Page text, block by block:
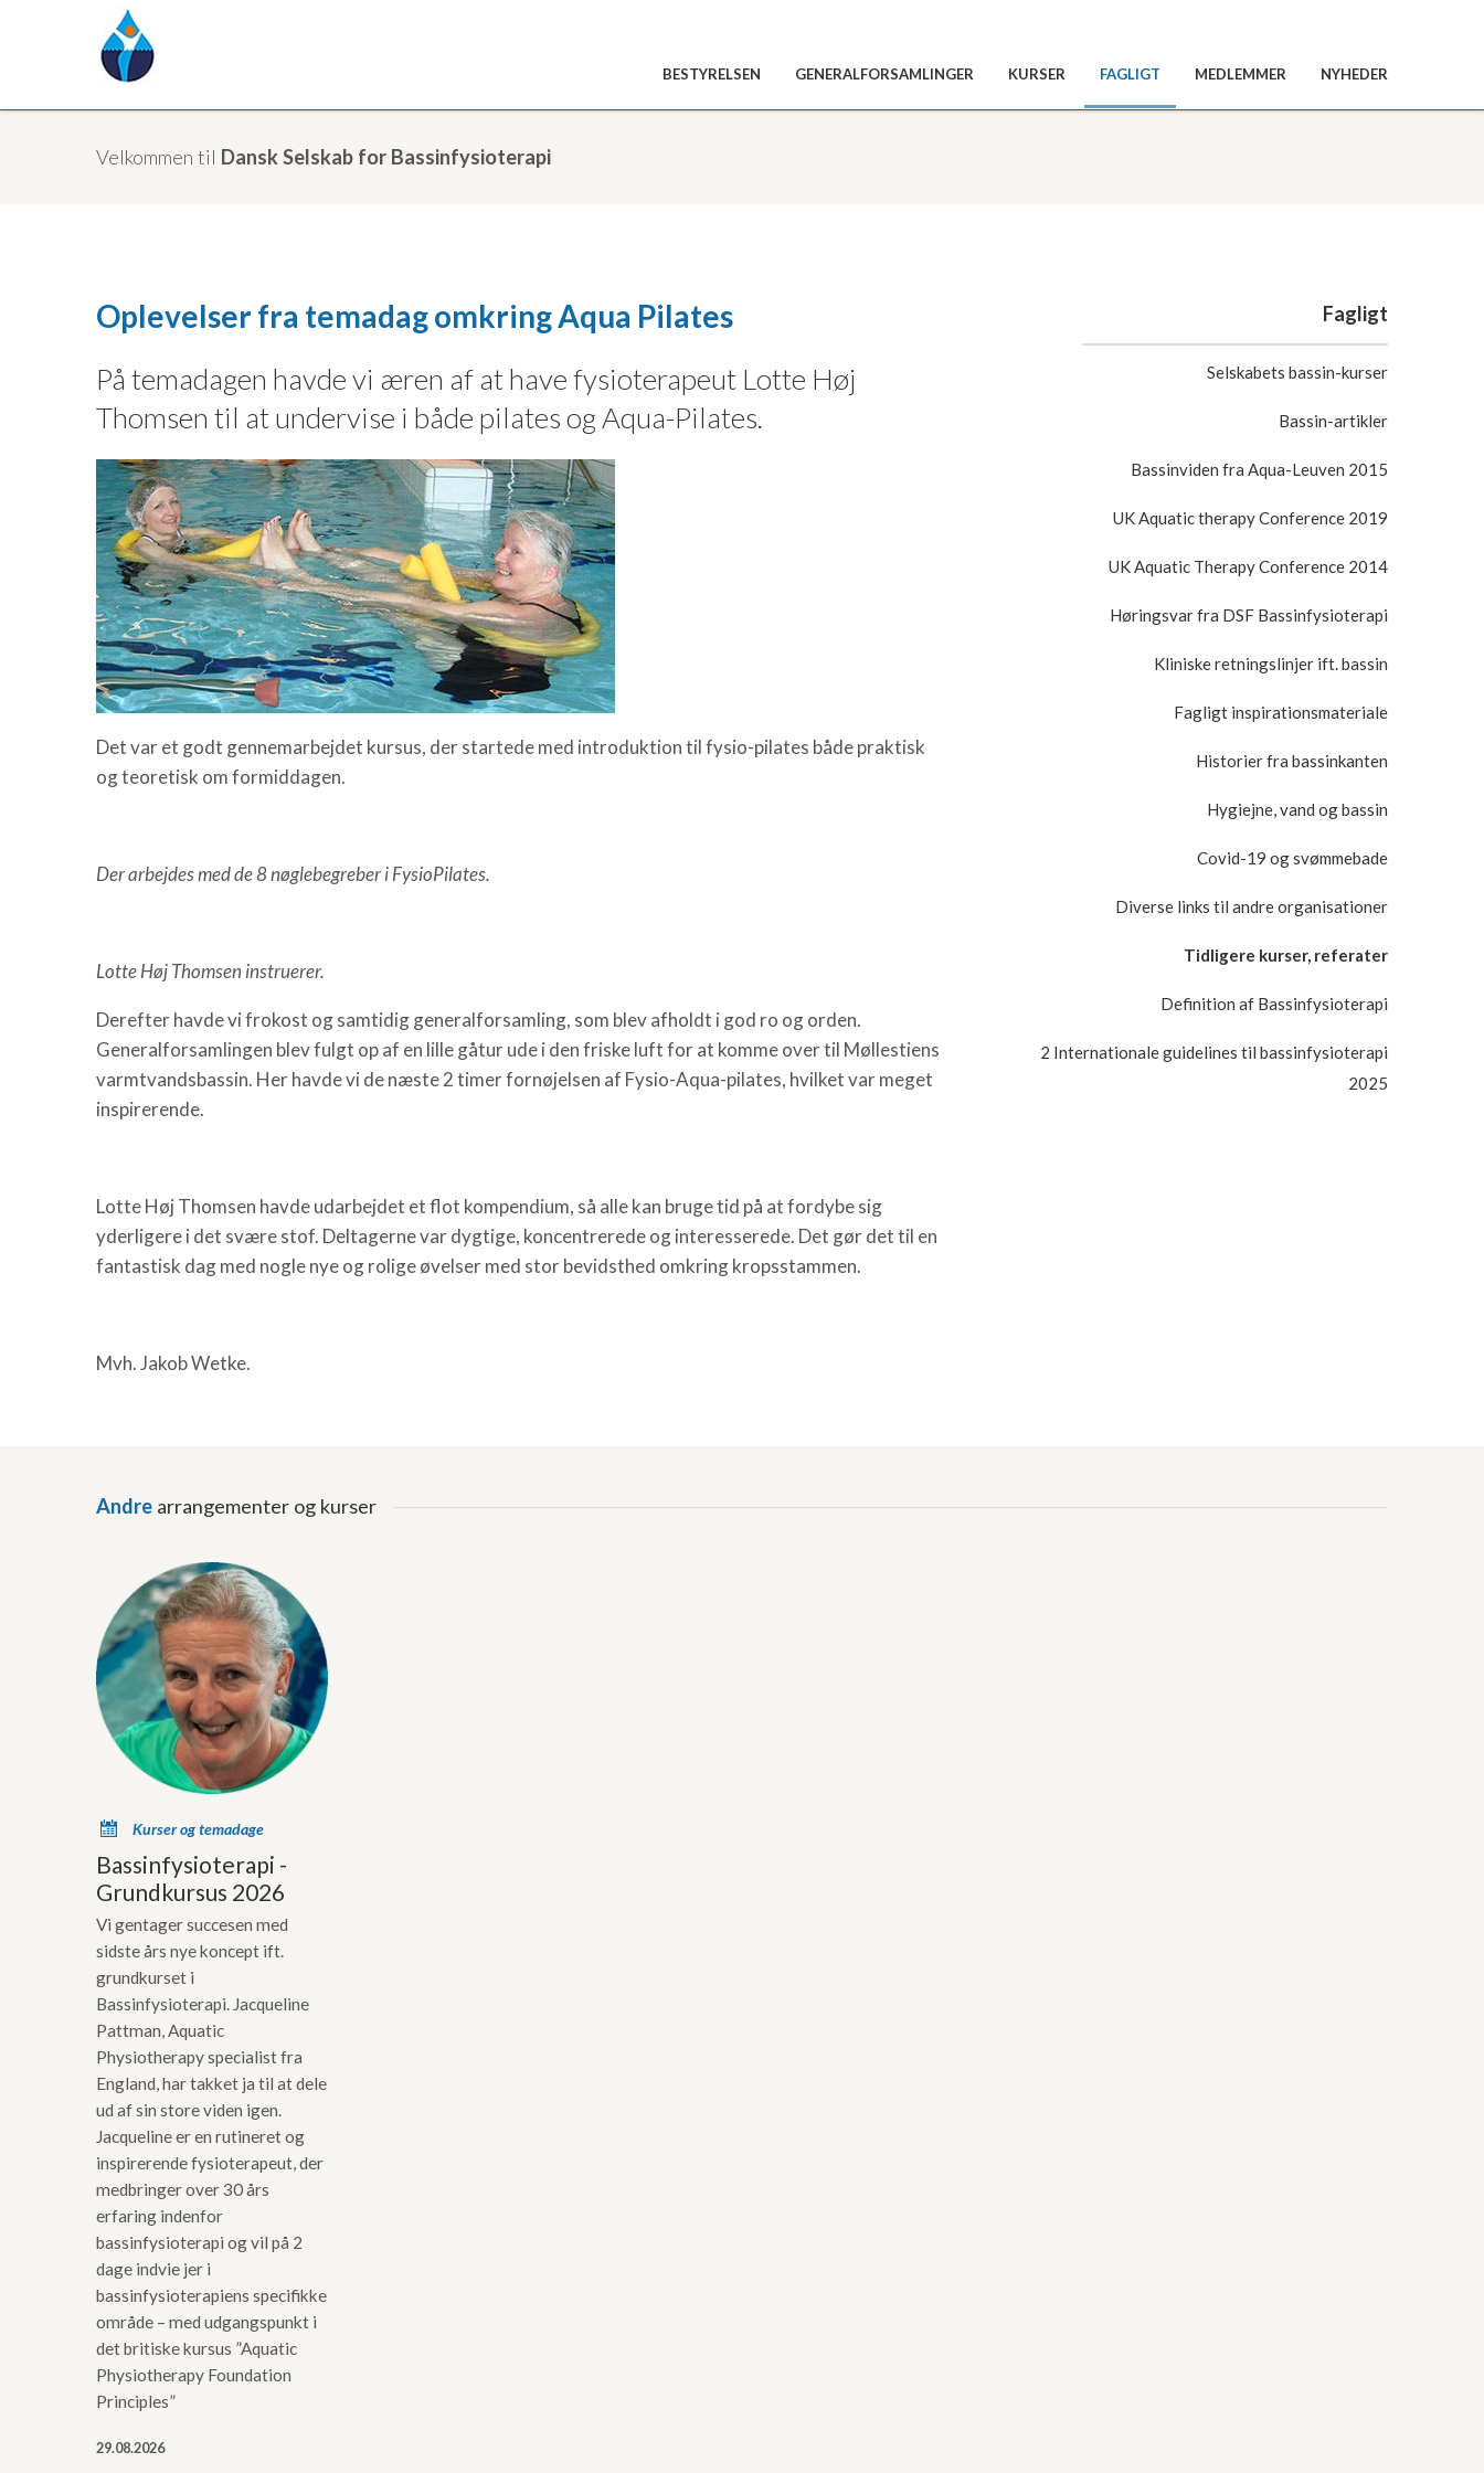
BESTYRELSEN GENERALFORSAMLINGER KURSER FAGLIGT MEDLEMMER NYHEDER
Velkommen til Dansk Selskab for Bassinfysioterapi
Oplevelser fra temadag omkring Aqua Pilates
På temadagen havde vi æren af at have fysioterapeut Lotte Høj
Thomsen til at undervise i både pilates og Aqua-Pilates.
Det var et godt gennemarbejdet kursus, der startede med introduktion til fysio-pilates både praktisk
og teoretisk om formiddagen.
Der arbejdes med de 8 nøglebegreber i FysioPilates.
Lotte Høj Thomsen instruerer.
Derefter havde vi frokost og samtidig generalforsamling, som blev afholdt i god ro og orden.
Generalforsamlingen blev fulgt op af en lille gåtur ude i den friske luft for at komme over til Møllestiens
varmtvandsbassin. Her havde vi de næste 2 timer fornøjelsen af Fysio-Aqua-pilates, hvilket var meget
inspirerende.
Lotte Høj Thomsen havde udarbejdet et flot kompendium, så alle kan bruge tid på at fordybe sig
yderligere i det svære stof. Deltagerne var dygtige, koncentrerede og interesserede. Det gør det til en
fantastisk dag med nogle nye og rolige øvelser med stor bevidsthed omkring kropsstammen.
Mvh. Jakob Wetke.
Fagligt
Selskabets bassin-kurser
Bassin-artikler
Bassinviden fra Aqua-Leuven 2015
UK Aquatic therapy Conference 2019
UK Aquatic Therapy Conference 2014
Høringsvar fra DSF Bassinfysioterapi
Kliniske retningslinjer ift. bassin
Fagligt inspirationsmateriale
Historier fra bassinkanten
Hygiejne, vand og bassin
Covid-19 og svømmebade
Diverse links til andre organisationer
Tidligere kurser, referater
Definition af Bassinfysioterapi
2 Internationale guidelines til bassinfysioterapi
2025
Andre arrangementer og kurser
x Kurser og temadage
Bassinfysioterapi -
Grundkursus 2026
Vi gentager succesen med
sidste års nye koncept ift.
grundkurset i
Bassinfysioterapi. Jacqueline
Pattman, Aquatic
Physiotherapy specialist fra
England, har takket ja til at dele
ud af sin store viden igen.
Jacqueline er en rutineret og
inspirerende fysioterapeut, der
medbringer over 30 års
erfaring indenfor
bassinfysioterapi og vil på 2
dage indvie jer i
bassinfysioterapiens specifikke
område – med udgangspunkt i
det britiske kursus ”Aquatic
Physiotherapy Foundation
Principles”
29.08.2026